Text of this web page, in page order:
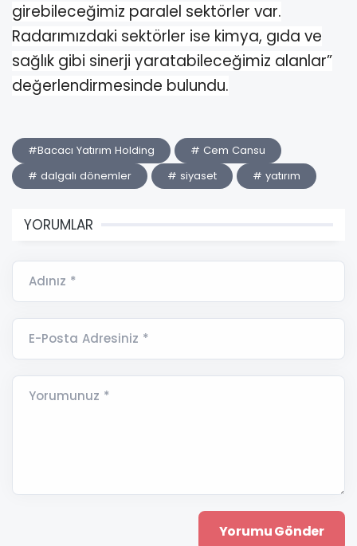
girebileceğimiz paralel sektörler var.
Radarımızdaki sektörler ise kimya, gıda ve
sağlık gibi sinerji yaratabileceğimiz alanlar”
değerlendirmesinde bulundu.
#Bacacı Yatırım Holding
# Cem Cansu
# dalgalı dönemler
# siyaset # yatırım
YORUMLAR
Adınız *
E-Posta Adresiniz *
Yorumunuz *